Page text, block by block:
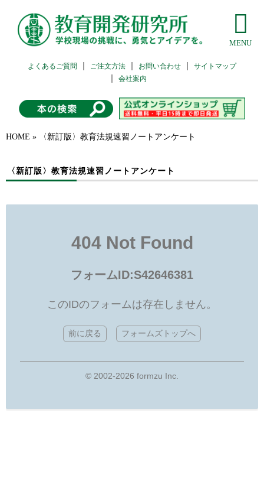
よくあるご質問 ご注文方法 お問い合わせ
サイトマップ
会社案内
HOME » 〈新訂版〉教育法規速習ノートアンケート
〈新訂版〉教育法規速習ノートアンケート